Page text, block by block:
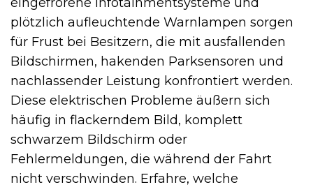
plötzlich aufleuchtende Warnlampen sorgen
für Frust bei Besitzern, die mit ausfallenden
Bildschirmen, hakenden Parksensoren und
nachlassender Leistung konfrontiert werden.
Diese elektrischen Probleme äußern sich
häufig in flackerndem Bild, komplett
schwarzem Bildschirm oder
Fehlermeldungen, die während der Fahrt
nicht verschwinden. Erfahre, welche